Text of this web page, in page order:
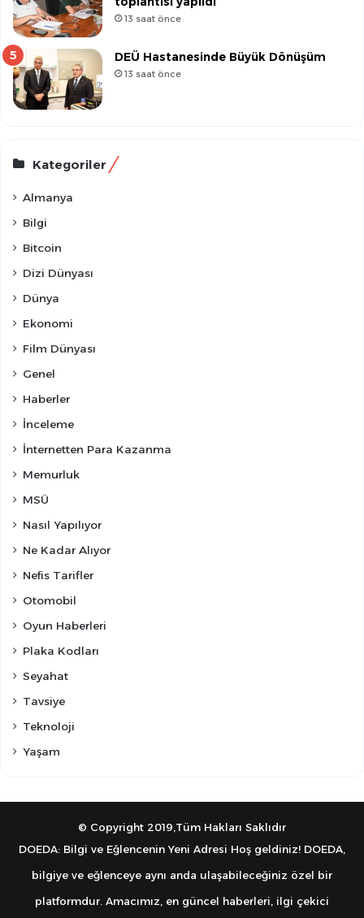
13 saat önce
DEÜ Hastanesinde Büyük Dönüşüm
13 saat önce
Kategoriler
Almanya
Bilgi
Bitcoin
Dizi Dünyası
Dünya
Ekonomi
Film Dünyası
Genel
Haberler
İnceleme
İnternetten Para Kazanma
Memurluk
MSÜ
Nasıl Yapılıyor
Ne Kadar Alıyor
Nefis Tarifler
Otomobil
Oyun Haberleri
Plaka Kodları
Seyahat
Tavsiye
Teknoloji
Yaşam
© Copyright 2019,Tüm Hakları Saklıdır
DOEDA: Bilgi ve Eğlencenin Yeni Adresi Hoş geldiniz! DOEDA,
bilgiye ve eğlenceye aynı anda ulaşabileceğiniz özel bir
platformdur. Amacımız, en güncel haberleri, ilgi çekici